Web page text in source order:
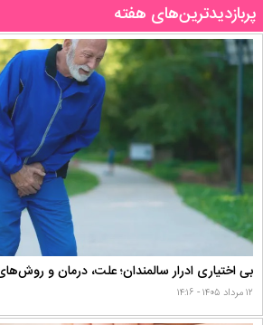
پربازدیدترین‌های هفته
بی اختیاری ادرار سالمندان؛ علت، درمان و
۱۲ مرداد ۱۴۰۵ - ۱۴:۱۶